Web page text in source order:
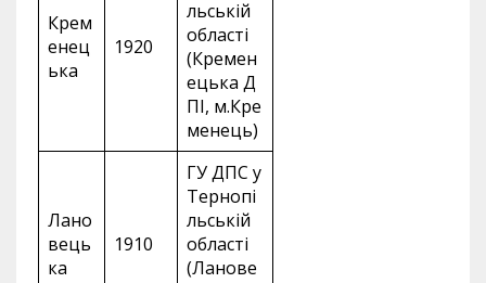
Крем
енец
ька
1920
льській
області
(Кремен
ецька Д
ПІ, м.Кре
менець)
Лано
вець
ка
1910
ГУ ДПС у
Тернопі
льській
області
(Ланове